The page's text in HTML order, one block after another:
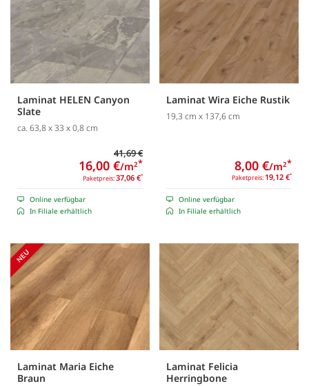
Laminat HELEN Canyon
Slate
ca. 63,8 x 33 x 0,8 cm
41,69 €
Paketpreis:37,06 €*
16,00 €/m2*
Online verfügbar
In Filiale erhältlich
Laminat Wira Eiche Rustik
19,3 cm x 137,6 cm
Paketpreis: 19,12 €*
8,00 €/m2*
Online verfügbar
In Filiale erhältlich
Laminat Maria Eiche
Braun
Laminat Felicia
Herringbone